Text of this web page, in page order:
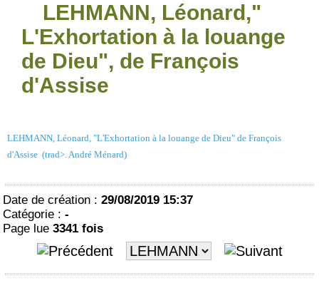
LEHMANN, Léonard,"
L'Exhortation à la louange
de Dieu", de François
d'Assise
LEHMANN, Léonard, "L'Exhortation à la louange de Dieu" de François
d'Assise (trad>. André Ménard)
Date de création : 29/08/2019 15:37
Catégorie : -
Page lue 3341 fois